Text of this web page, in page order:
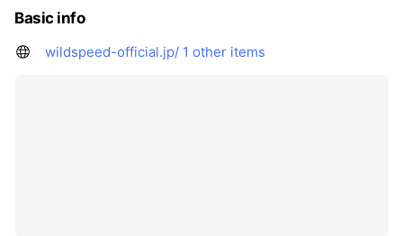
Basic info
wildspeed-official.jp/ 1 other items